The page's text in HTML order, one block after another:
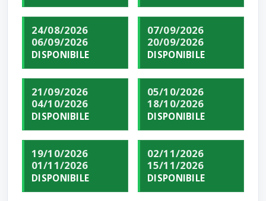
24/08/2026
06/09/2026
DISPONIBILE
07/09/2026
20/09/2026
DISPONIBILE
21/09/2026
04/10/2026
DISPONIBILE
05/10/2026
18/10/2026
DISPONIBILE
19/10/2026
01/11/2026
DISPONIBILE
02/11/2026
15/11/2026
DISPONIBILE